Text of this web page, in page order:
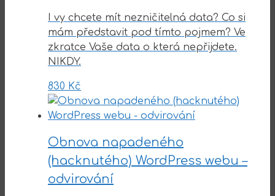
I vy chcete mít nezničitelná data? Co si
mám představit pod tímto pojmem? Ve
zkratce Vaše data o která nepřijdete.
NIKDY.
830 Kč
Obnova napadeného
(hacknutého) WordPress webu –
odvirování